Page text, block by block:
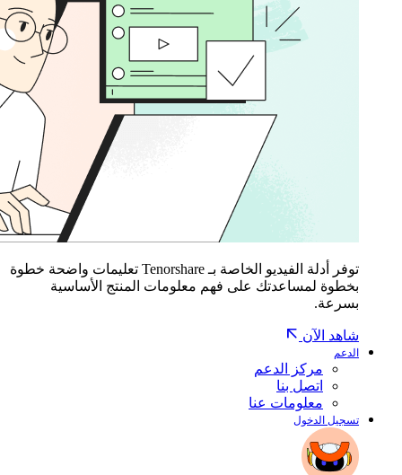
توفر أدلة الفيديو الخاصة بـ Tenorshare تعليمات واضحة خطوة
بخطوة لمساعدتك على فهم معلومات المنتج الأساسية
بسرعة.
شاهد الآن
الدعم
مركز الدعم
اتصل بنا
معلومات عنا
تسجيل الدخول